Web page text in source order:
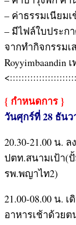
– ค่าธรรมเนียม
– มีไฟล์ใบประก
จากทำกิจกรรมเ
Royyimbaandin
{ กำหนดการ }
วันศุกร์ที่ 28 ธันว
20.30-21.00 น.
ปตท.สนามเป้า(
รพ.พญาไท2)
21.00-08.00 น.
อาหารเช้าด้วยต